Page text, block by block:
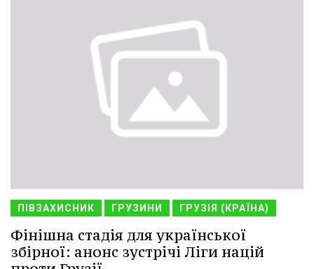
ПІВЗАХИСНИК ГРУЗИНИ ГРУЗІЯ (КРАЇНА)
Фінішна стадія для української
збірної: анонс зустрічі Ліги націй